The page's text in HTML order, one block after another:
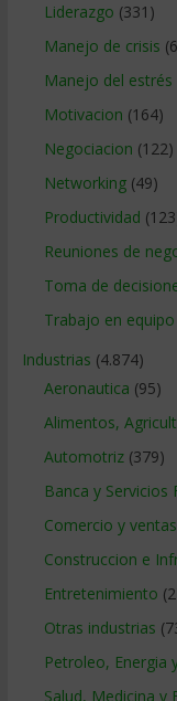
Liderazgo (331)
Manejo de crisis
Manejo del estrés
Motivacion (164)
Negociacion (122)
Networking(49)
Productividad
Reuniones de
Toma de
Trabajo en equipo
Industrias (4.874)
Aeronautica (95)
Alimentos,
Automotriz(379)
Banca y Servicios
Comercio y
Construccion e
Entretenimiento
Otras industrias
Petroleo, Energia
Salud, Medicina y